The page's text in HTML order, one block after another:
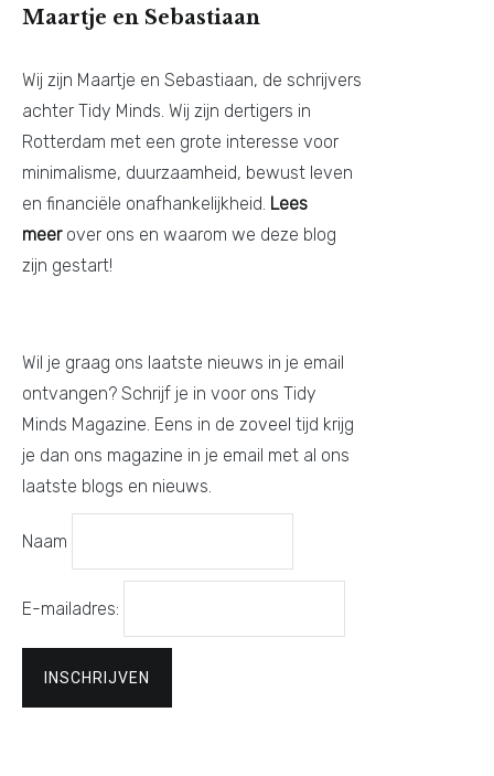
Maartje en Sebastiaan
Wij zijn Maartje en Sebastiaan, de schrijvers
achter Tidy Minds. Wij zijn dertigers in
Rotterdam met een grote interesse voor
minimalisme, duurzaamheid, bewust leven
en financiële onafhankelijkheid. Lees
meerover ons en waarom we deze blog
zijn gestart!
Wil je graag ons laatste nieuws in je email
ontvangen? Schrijf je in voor ons Tidy
Minds Magazine. Eens in de zoveel tijd krijg
je dan ons magazine in je email met al ons
laatste blogs en nieuws.
Naam
E-mailadres: